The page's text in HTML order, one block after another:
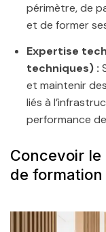
périmètre, de
et de former
Expertise
techniques) :
et maintenir
liés à
performance
Concevoir
de formation